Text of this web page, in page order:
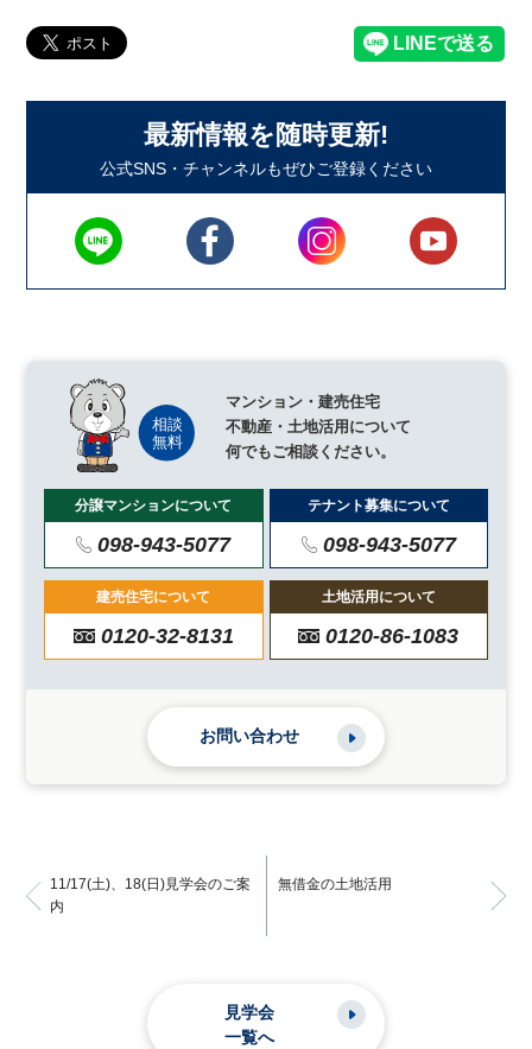
最新情報を随時更新!
公式SNS・チャンネルもぜひご登録ください
マンション・建売住宅
不動産・土地活用について
何でもご相談ください。
分譲マンションについて
098-943-5077
テナント募集について
098-943-5077
建売住宅について
0120-32-8131
土地活用について
0120-86-1083
お問い合わせ
11/17(土)、18(日)見学会のご案
内
無借金の土地活用
見学会
一覧へ